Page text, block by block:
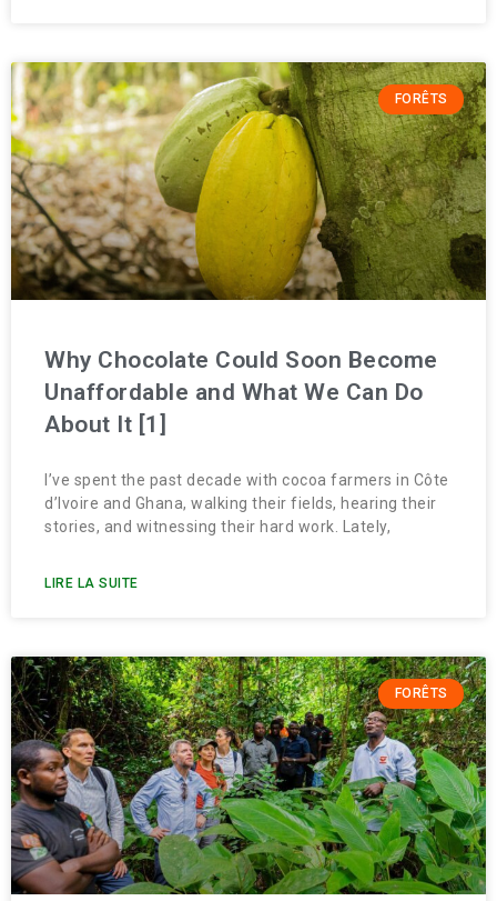
FORÊTS
Why Chocolate Could Soon Become
Unaffordable and What We Can Do
About It [1]
I’ve spent the past decade with cocoa farmers in Côte
d’Ivoire and Ghana, walking their fields, hearing their
stories, and witnessing their hard work. Lately,
LIRE LA SUITE
FORÊTS